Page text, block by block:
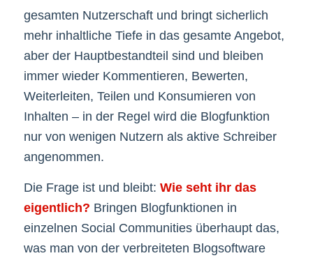
gesamten Nutzerschaft und bringt sicherlich
mehr inhaltliche Tiefe in das gesamte Angebot,
aber der Hauptbestandteil sind und bleiben
immer wieder Kommentieren, Bewerten,
Weiterleiten, Teilen und Konsumieren von
Inhalten – in der Regel wird die Blogfunktion
nur von wenigen Nutzern als aktive Schreiber
angenommen.
Die Frage ist und bleibt: Wie seht ihr das
eigentlich? Bringen Blogfunktionen in
einzelnen Social Communities überhaupt das,
was man von der verbreiteten Blogsoftware